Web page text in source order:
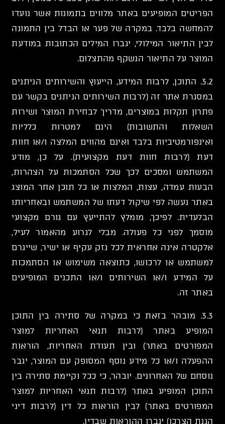
הפריטים המופיעים באתר מלווים בתמונות אשר נועדו
להמחשה בלבד. במקרה של פער או הבדל בין התמונה
לבין התיאור המילולי, יגברו המילים הכתובות במודעת
המוצר על התיאור הנשקף מהתצלום.
3.2. התוכן, לרבות המידע, הייעוץ והשירותים הניתנים
במסגרת אתר זה (לרבות השירותים הניתנים בקשר עם
פתרון תקלות במוצרים, מדריך לבחירת המוצר ושירות
השאלות והתשובות) הינם למטרות כלליות
ואינפורמטיביות בלבד ואינם מהווים המלצה ו/או חוות
דעת (לרבות חוות דעת מקצועית). על כן, מודע
המשתמש ומסכים לכך שכל הסתמכות על הצהרות,
הבעות עמדה, עצות, המלצות או כל תוכן אחר המוצג
באתר נעשה לפי שיקול דעתו של המשתמש ובאחריותו
הבלעדית. לפיכך, מומלץ להתייעץ עם גורם מקצועי
מוסמך לפני כל פעולה. מבלי לגרוע מהאמור לעיל,
אלקטרה אינה אחראית לכל נזק עקיף או ישיר, שייגרם
למשתמש או לרכושו, כתוצאה משימוש או הסתמכות
על המידע ו/או השירותים ו/או התכנים המופיעים
באתר זה.
3.3. מובהר בזאת כי במקרה של סתירה בין התוכן
המופיע באתר (לרבות תנאי האחריות למוצר
המפורטים באתר) ובין תעודת האחריות, הוראות
ההפעלה ו/או כל מידע נוסף המסופק עם המוצר, יגבר
נוסחם של האחרונים. יובהר, כי ככל וקיימת סתירה בין
התוכן המופיע באתר (לרבות תנאי האחריות למוצר
המפורטים באתר) לבין הוראות כל דין (לרבות דיני
הגנת הצרכן) יגברו ההוראות שבדין.